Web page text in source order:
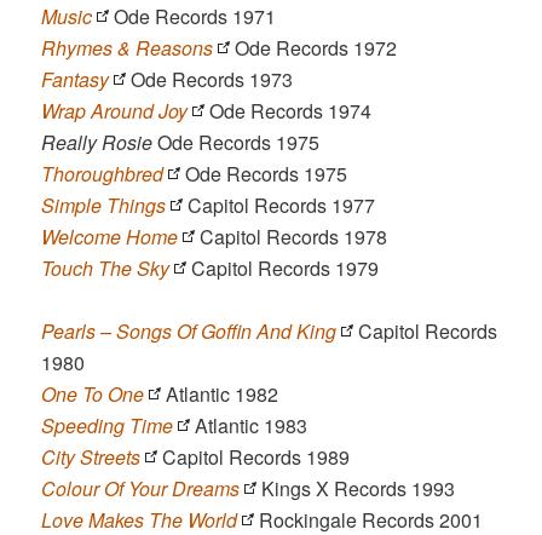
Music
Ode Records 1971
Rhymes & Reasons
Ode Records 1972
Fantasy
Ode Records 1973
Wrap Around Joy
Ode Records 1974
Really RosieOde Records 1975
Thoroughbred
Ode Records 1975
Simple Things
Capitol Records 1977
Welcome Home
Capitol Records 1978
Touch The Sky
Capitol Records 1979
Pearls – Songs Of Goffin And King
Capitol Records
1980
One To One
Atlantic 1982
Speeding Time
Atlantic 1983
City Streets
Capitol Records 1989
Colour Of Your Dreams
Kings X Records 1993
Love Makes The World
Rockingale Records 2001